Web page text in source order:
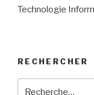
Technologie
RECHERCHER